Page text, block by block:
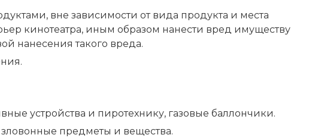
вне зависимости от вида продукта и места
кинотеатра, иным образом нанести вред имуществу
нанесения такого вреда.
устройства и пиротехнику, газовые баллончики.
предметы и вещества.